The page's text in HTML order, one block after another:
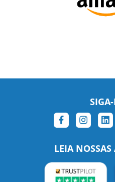
LEIA NOSSAS